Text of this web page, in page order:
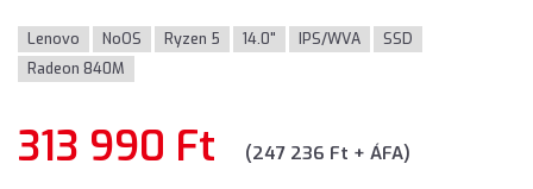
Lenovo NoOS Ryzen 5 14.0" IPS/WVA
SSD
Radeon 840M
313 990 Ft (247 236 Ft + ÁFA)